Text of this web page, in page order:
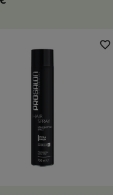
favorite_border